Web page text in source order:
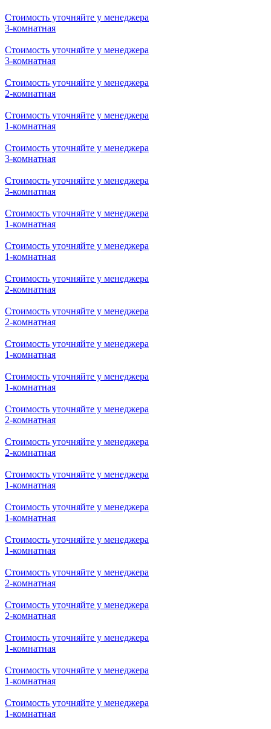
Стоимость уточняйте у менеджера
3-комнатная
Стоимость уточняйте у менеджера
3-комнатная
Стоимость уточняйте у менеджера
2-комнатная
Стоимость уточняйте у менеджера
1-комнатная
Стоимость уточняйте у менеджера
3-комнатная
Стоимость уточняйте у менеджера
3-комнатная
Стоимость уточняйте у менеджера
1-комнатная
Стоимость уточняйте у менеджера
1-комнатная
Стоимость уточняйте у менеджера
2-комнатная
Стоимость уточняйте у менеджера
2-комнатная
Стоимость уточняйте у менеджера
1-комнатная
Стоимость уточняйте у менеджера
1-комнатная
Стоимость уточняйте у менеджера
2-комнатная
Стоимость уточняйте у менеджера
2-комнатная
Стоимость уточняйте у менеджера
1-комнатная
Стоимость уточняйте у менеджера
1-комнатная
Стоимость уточняйте у менеджера
1-комнатная
Стоимость уточняйте у менеджера
2-комнатная
Стоимость уточняйте у менеджера
2-комнатная
Стоимость уточняйте у менеджера
1-комнатная
Стоимость уточняйте у менеджера
1-комнатная
Стоимость уточняйте у менеджера
1-комнатная